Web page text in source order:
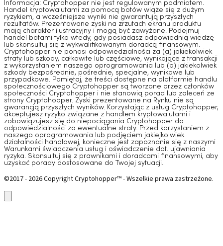
Informacja: Cryptohopper nie jest regulowanym podmiotem.
Handel kryptowalutami za pomocą botów wiąże się z dużym
ryzykiem, a wcześniejsze wyniki nie gwarantują przyszłych
rezultatów. Prezentowane zyski na zrzutach ekranu produktu
mają charakter ilustracyjny i mogą być zawyżone. Podejmuj
handel botami tylko wtedy, gdy posiadasz odpowiednią wiedzę
lub skonsultuj się z wykwalifikowanym doradcą finansowym.
Cryptohopper nie ponosi odpowiedzialności za (a) jakiekolwiek
straty lub szkody, całkowite lub częściowe, wynikające z transakcji
z wykorzystaniem naszego oprogramowania lub (b) jakiekolwiek
szkody bezpośrednie, pośrednie, specjalne, wynikowe lub
przypadkowe. Pamiętaj, że treści dostępne na platformie handlu
społecznościowego Cryptohopper są tworzone przez członków
społeczności Cryptohopper i nie stanowią porad lub zaleceń ze
strony Cryptohopper. Zyski prezentowane na Rynku nie są
gwarancją przyszłych wyników. Korzystając z usług Cryptohopper,
akceptujesz ryzyko związane z handlem kryptowalutami i
zobowiązujesz się do niepociągania Cryptohopper do
odpowiedzialności za ewentualne straty. Przed korzystaniem z
naszego oprogramowania lub podjęciem jakiejkolwiek
działalności handlowej, konieczne jest zapoznanie się z naszymi
Warunkami świadczenia usług i oświadczenie dot. ujawniania
ryzyka. Skonsultuj się z prawnikami i doradcami finansowymi, aby
uzyskać porady dostosowane do Twojej sytuacji.
©2017 - 2026 Copyright Cryptohopper™ - Wszelkie prawa zastrzeżone.